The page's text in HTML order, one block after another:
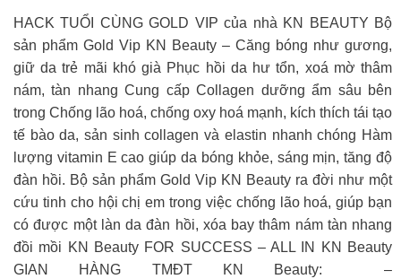
HACK TUỔI CÙNG GOLD VIP của nhà KN BEAUTY Bộ
sản phẩm Gold Vip KN Beauty – Căng bóng như gương,
giữ da trẻ mãi khó già Phục hồi da hư tổn, xoá mờ thâm
nám, tàn nhang Cung cấp Collagen dưỡng ẩm sâu bên
trong Chống lão hoá, chống oxy hoá mạnh, kích thích tái tạo
tế bào da, sản sinh collagen và elastin nhanh chóng Hàm
lượng vitamin E cao giúp da bóng khỏe, sáng mịn, tăng độ
đàn hồi. Bộ sản phẩm Gold Vip KN Beauty ra đời như một
cứu tinh cho hội chị em trong việc chống lão hoá, giúp bạn
có được một làn da đàn hồi, xóa bay thâm nám tàn nhang
đồi mồi KN Beauty FOR SUCCESS – ALL IN KN Beauty
GIAN HÀNG TMĐT KN Beauty: –